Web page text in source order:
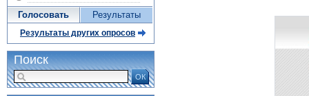
Голосовать Результаты
Результаты других опросов
Поиск
ОК